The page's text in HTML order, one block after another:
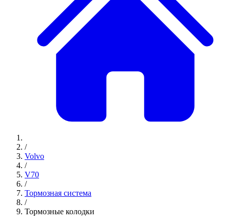
/
Volvo
/
V70
/
Тормозная система
/
Тормозные колодки